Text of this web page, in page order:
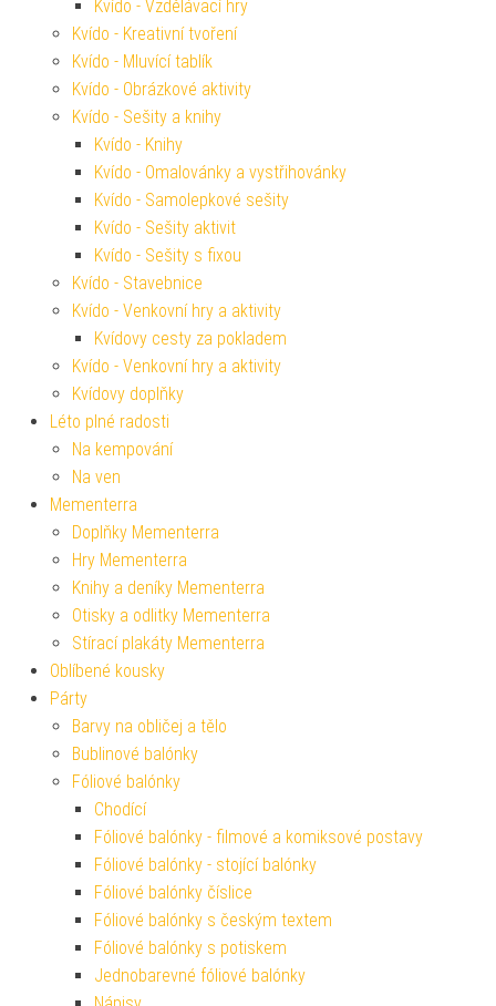
Kvído - Vzdělávací hry
Kvído - Kreativní tvoření
Kvído - Mluvící tablík
Kvído - Obrázkové aktivity
Kvído - Sešity a knihy
Kvído - Knihy
Kvído - Omalovánky a vystřihovánky
Kvído - Samolepkové sešity
Kvído - Sešity aktivit
Kvído - Sešity s fixou
Kvído - Stavebnice
Kvído - Venkovní hry a aktivity
Kvídovy cesty za pokladem
Kvído - Venkovní hry a aktivity
Kvídovy doplňky
Léto plné radosti
Na kempování
Na ven
Mementerra
Doplňky Mementerra
Hry Mementerra
Knihy a deníky Mementerra
Otisky a odlitky Mementerra
Stírací plakáty Mementerra
Oblíbené kousky
Párty
Barvy na obličej a tělo
Bublinové balónky
Fóliové balónky
Chodící
Fóliové balónky - filmové a komiksové postavy
Fóliové balónky - stojící balónky
Fóliové balónky číslice
Fóliové balónky s českým textem
Fóliové balónky s potiskem
Jednobarevné fóliové balónky